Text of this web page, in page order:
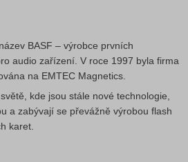
BASF – výrobce prvních
audio zařízení. V roce 1997 byla firma
na EMTEC Magnetics.
kde jsou stále nové technologie,
a zabývají se převážně výrobou flash
karet.